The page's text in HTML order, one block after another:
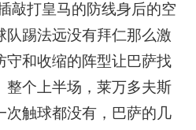
敲打皇马的防线身后的空
队踢法远没有拜仁那么激
守和收缩的阵型让巴萨找
整个上半场，莱万多夫斯
次触球都没有，巴萨的几